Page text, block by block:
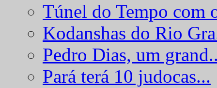
Túnel do Tempo com
Kodanshas do Rio
Pedro Dias, um
Pará terá 10 judocas...